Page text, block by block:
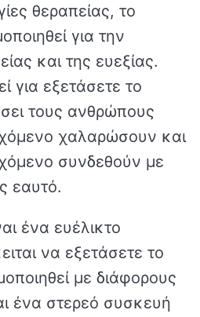
θεραπείας, το
για την
και της ευεξίας.
για εξετάσετε το
τους ανθρώπους
χαλαρώσουν και
συνδεθούν με
εαυτό.
ένα ευέλικτο
να εξετάσετε το
με διάφορους
ένα στερεό συσκευή